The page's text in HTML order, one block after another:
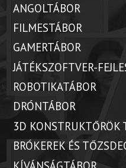
ANGOLTÁBOR
FILMESTÁBOR
GAMERTÁBOR
JÁTÉKSZOFTVER-
ROBOTIKATÁBOR
DRÓNTÁBOR
3D KONSTRUKTŐRÖK
BRÓKEREK ÉS